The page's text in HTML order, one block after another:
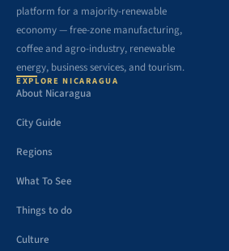
platform for a majority-renewable
economy — free-zone manufacturing,
coffee and agro-industry, renewable
energy, business services, and tourism.
EXPLORE NICARAGUA
About Nicaragua
City Guide
Regions
What To See
Things to do
Culture